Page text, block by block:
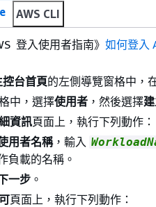
AWS CLI
登入使用者指南》‭‬ 如何登入
台首頁的左側導覽窗格中，
中，選擇使用者 ，然後選擇
資訊頁面上，執行下列動作：
用者名稱，輸入
負載的名稱。
一步 。
頁面上，執行下列動作：